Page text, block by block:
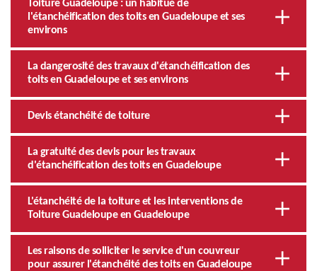
Toiture Guadeloupe : un habitué de
l'étanchéification des toits en Guadeloupe et ses
environs
La dangerosité des travaux d'étanchéification des
toits en Guadeloupe et ses environs
Devis étanchéité de toiture
La gratuité des devis pour les travaux
d'étanchéification des toits en Guadeloupe
L'étanchéité de la toiture et les interventions de
Toiture Guadeloupe en Guadeloupe
Les raisons de solliciter le service d'un couvreur
pour assurer l'étanchéité des toits en Guadeloupe